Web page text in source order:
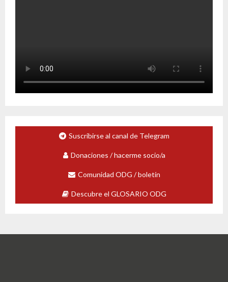
Suscribirse al canal de Telegram
Donaciones / hacerme socio/a
Comunidad ODG / boletín
Descubre el GLOSARIO ODG